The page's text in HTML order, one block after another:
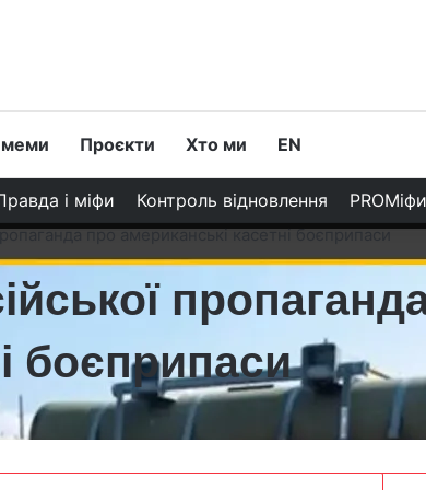
Проєкти Хто ми EN
і міфи Контроль відновлення PROМіфи
про американські касетні боєприпаси
боєприпаси